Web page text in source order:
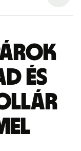
és